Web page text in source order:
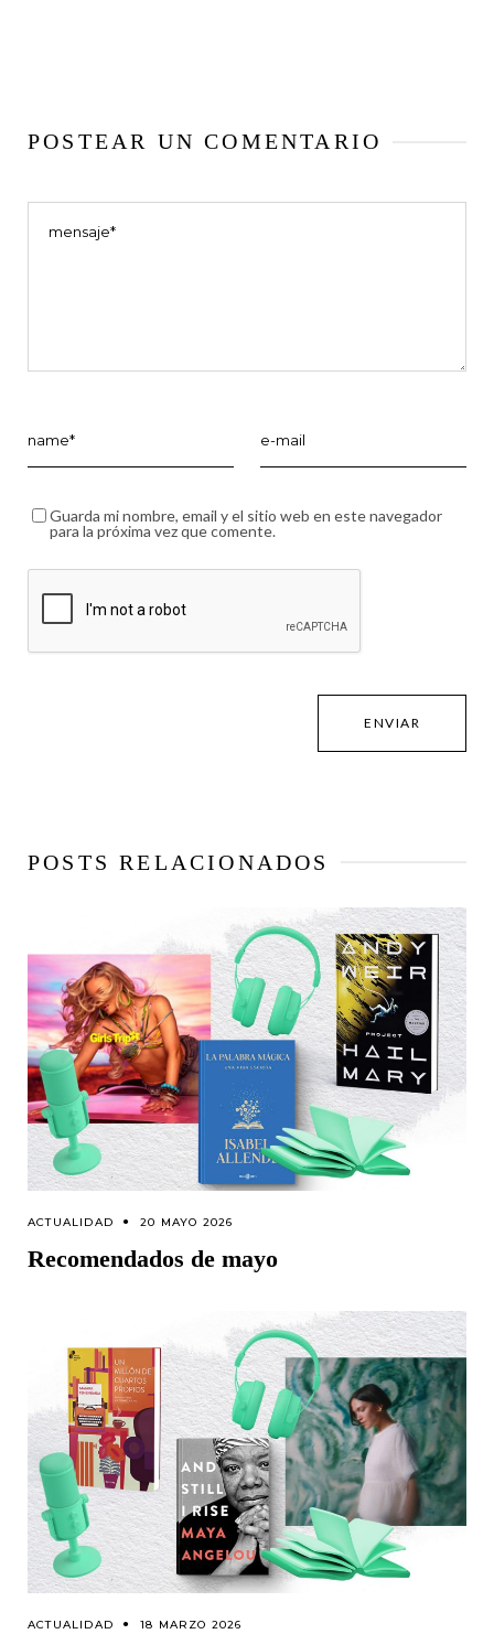
POSTEAR UN COMENTARIO
Guarda mi nombre, email y el sitio web en este navegador
para la próxima vez que comente.
POSTS RELACIONADOS
ACTUALIDAD 20 MAYO 2026
Recomendados de mayo
ACTUALIDAD 18 MARZO 2026